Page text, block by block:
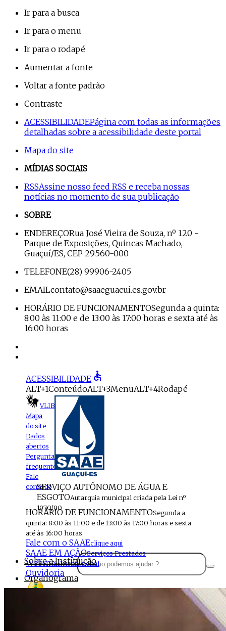
Ir para a busca
Ir para o menu
Ir para o rodapé
Aumentar a fonte
Voltar a fonte padrão
Contraste
ACESSIBILIDADEPágina com todas as informações
detalhadas sobre a acessibilidade deste portal
Mapa do site
MÍDIAS SOCIAIS
RSSAssine nosso feed RSS e receba nossas
notícias no momento de sua publicação
SOBRE
ENDEREÇORua José Vieira de Souza, nº 120 -
Parque de Exposições, Quincas Machado,
Guaçuí/ES, CEP 29.560-000
TELEFONE(28) 99906-2405
EMAILcontato@saaeguacui.es.gov.br
HORÁRIO DE FUNCIONAMENTOSegunda a quinta:
8:00 às 11:00 e de 13:00 às 17:00 horas e sexta até às
16:00 horas
ACESSIBILIDADE accessible
ALT+1ConteúdoALT+3MenuALT+4Rodapé
VLIBRAS
Mapa
do site
Dados
abertos
Perguntas
frequentes
Fale
conosco
SERVIÇO AUTÔNOMO DE ÁGUA E
ESGOTOAutarquia municipal criada pela Lei nº
1970/90
HORÁRIO DE FUNCIONAMENTOSegunda a
quinta: 8:00 às 11:00 e de 13:00 às 17:00 horas e sexta
até às 16:00 horas
Fale com o SAAEclique aqui
SAAE EM AÇÃOServiços Prestados
WebmailInstitucional
Ouvidoria
Sobre a Instituição
Organograma